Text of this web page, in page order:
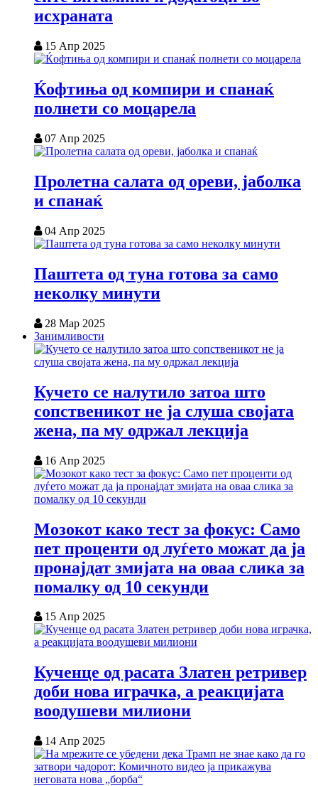
исхраната
15 Апр 2025
Ќофтиња од компири и спанаќ
полнети со моцарела
07 Апр 2025
Пролетна салата од ореви, јаболка
и спанаќ
04 Апр 2025
Паштета од туна готова за само
неколку минути
28 Мар 2025
Занимливости
Кучето се налутило затоа што
сопственикот не ја слуша својата
жена, па му одржал лекција
16 Апр 2025
Мозокот како тест за фокус: Само
пет проценти од луѓето можат да ја
пронајдат змијата на оваа слика за
помалку од 10 секунди
15 Апр 2025
Кученце од расата Златен ретривер
доби нова играчка, а реакцијата
воодушеви милиони
14 Апр 2025